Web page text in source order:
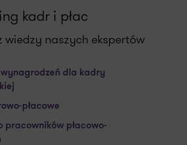
kadr i płac
wiedzy naszych ekspertów
dla kadry
płacowe
pracowników płacowo-